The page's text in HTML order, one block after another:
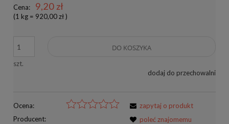
Cena: 9,20 zł
(1 kg = 920,00 zł)
szt.
DO KOSZYKA
dodaj do przechowalni
Ocena:
Producent:
zapytaj o produkt
poleć znajomemu